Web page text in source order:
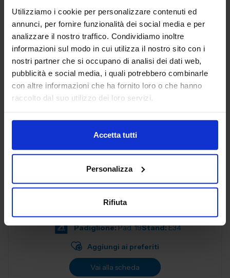
Utilizziamo i cookie per personalizzare contenuti ed
annunci, per fornire funzionalità dei social media e per
analizzare il nostro traffico. Condividiamo inoltre
informazioni sul modo in cui utilizza il nostro sito con i
nostri partner che si occupano di analisi dei dati web,
pubblicità e social media, i quali potrebbero combinarle
con altre informazioni che ha fornito loro o che hanno
raccolto dal suo utilizzo dei loro servizi.
Accetta tutti
Personalizza
Rifiuta
MACCHINE UTENSILI
Padiglione:Pad. 16Stand:D44
Aggiungi ai preferiti
Vai alla scheda
AGIE CHARMILLES
MACCHINE UTENSILI
Benvenuti alla celebrazione del nostro 70° anniversario! In
siamo orgogliosi di essere protagonisti di una ricca storia e
fautori di...
Padiglione:Pad. 19Stand:E34
Aggiungi ai preferiti
Vai alla scheda